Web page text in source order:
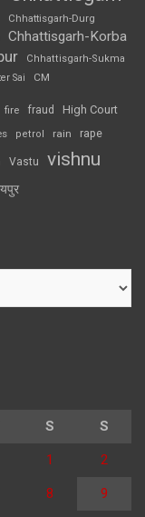
Chhattisgarh-Durg
Chhattisgarh-Korba
Chhattisgarh-Sukma
Sai CM
fire fraud High Court
petrol rain rape
Vastu vishnu
S S
1 2
8 9